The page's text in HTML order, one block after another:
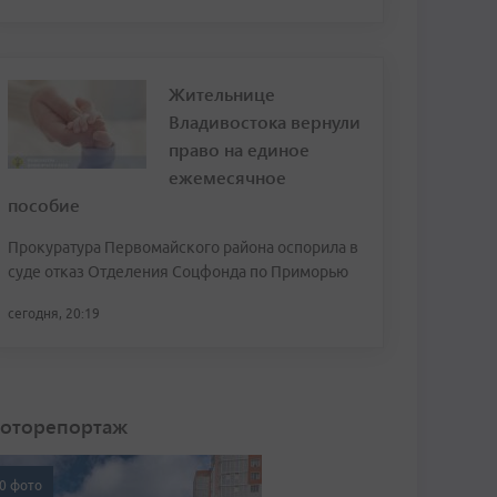
Жительнице
Владивостока вернули
право на единое
ежемесячное
пособие
Прокуратура Первомайского района оспорила в
суде отказ Отделения Соцфонда по Приморью
сегодня, 20:19
фото